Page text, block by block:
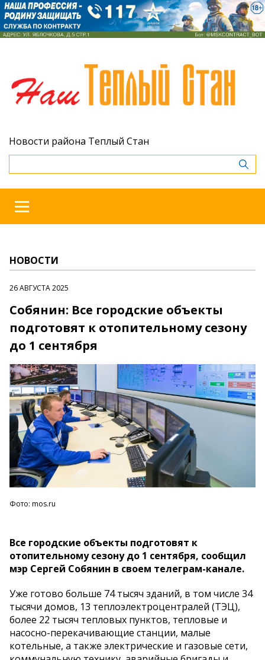
Новости района Теплый Стан
НОВОСТИ
26 АВГУСТА 2025
Собянин: Все городские объекты
подготовят к отопительному сезону
до 1 сентября
Фото: mos.ru
Все городские объекты подготовят к
отопительному сезону до 1 сентября, сообщил
мэр Сергей Собянин в своем телеграм-канале.
Уже готово больше 74 тысяч зданий, в том числе 34
тысячи домов, 13 теплоэлектроцентралей (ТЭЦ),
более 22 тысяч тепловых пунктов, тепловые и
насосно-перекачивающие станции, малые
котельные, а также электрические и газовые сети,